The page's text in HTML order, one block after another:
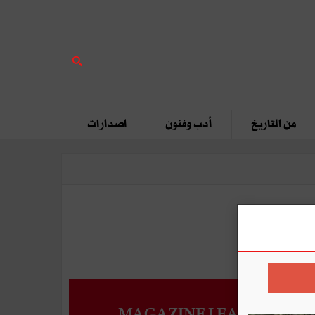
من التاريخ أدب وفنون اصدارات